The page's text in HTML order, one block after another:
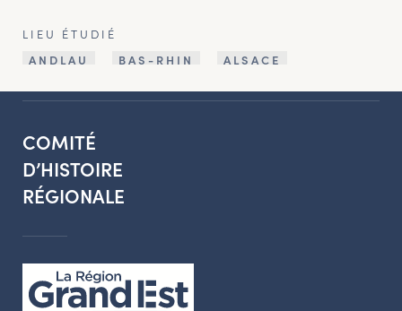
LIEU ÉTUDIÉ
ANDLAU
BAS-RHIN ALSACE
COMITÉ
D’HISTOIRE
RÉGIONALE